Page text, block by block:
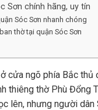
Sơn chính hãng, uy tín
Sóc Sơn nhanh chóng
thờ tại quận Sóc Sơn
cửa ngõ phía Bắc
thiêng thờ Phù Đổng
lên, nhưng người